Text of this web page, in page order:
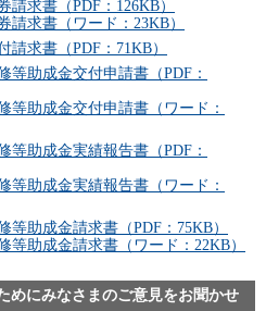
求書（PDF：126KB）
請求書（ワード：23KB）
求書（PDF：71KB）
等助成金交付申請書（PDF：
等助成金交付申請書（ワード：
等助成金実績報告書（PDF：
等助成金実績報告書（ワード：
助成金請求書（PDF：75KB）
等助成金請求書（ワード：22KB）
めにみなさまのご意見をお聞かせ